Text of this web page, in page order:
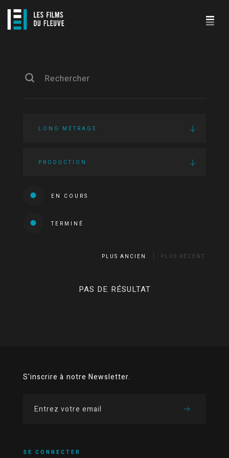
LONG MÉTRAGE
PRODUCTION
EN COURS
TERMINÉ
PLUS ANCIEN PLUS RÉCENT
PAS DE RÉSULTAT
S'inscrire à notre Newsletter.
SE CONNECTER